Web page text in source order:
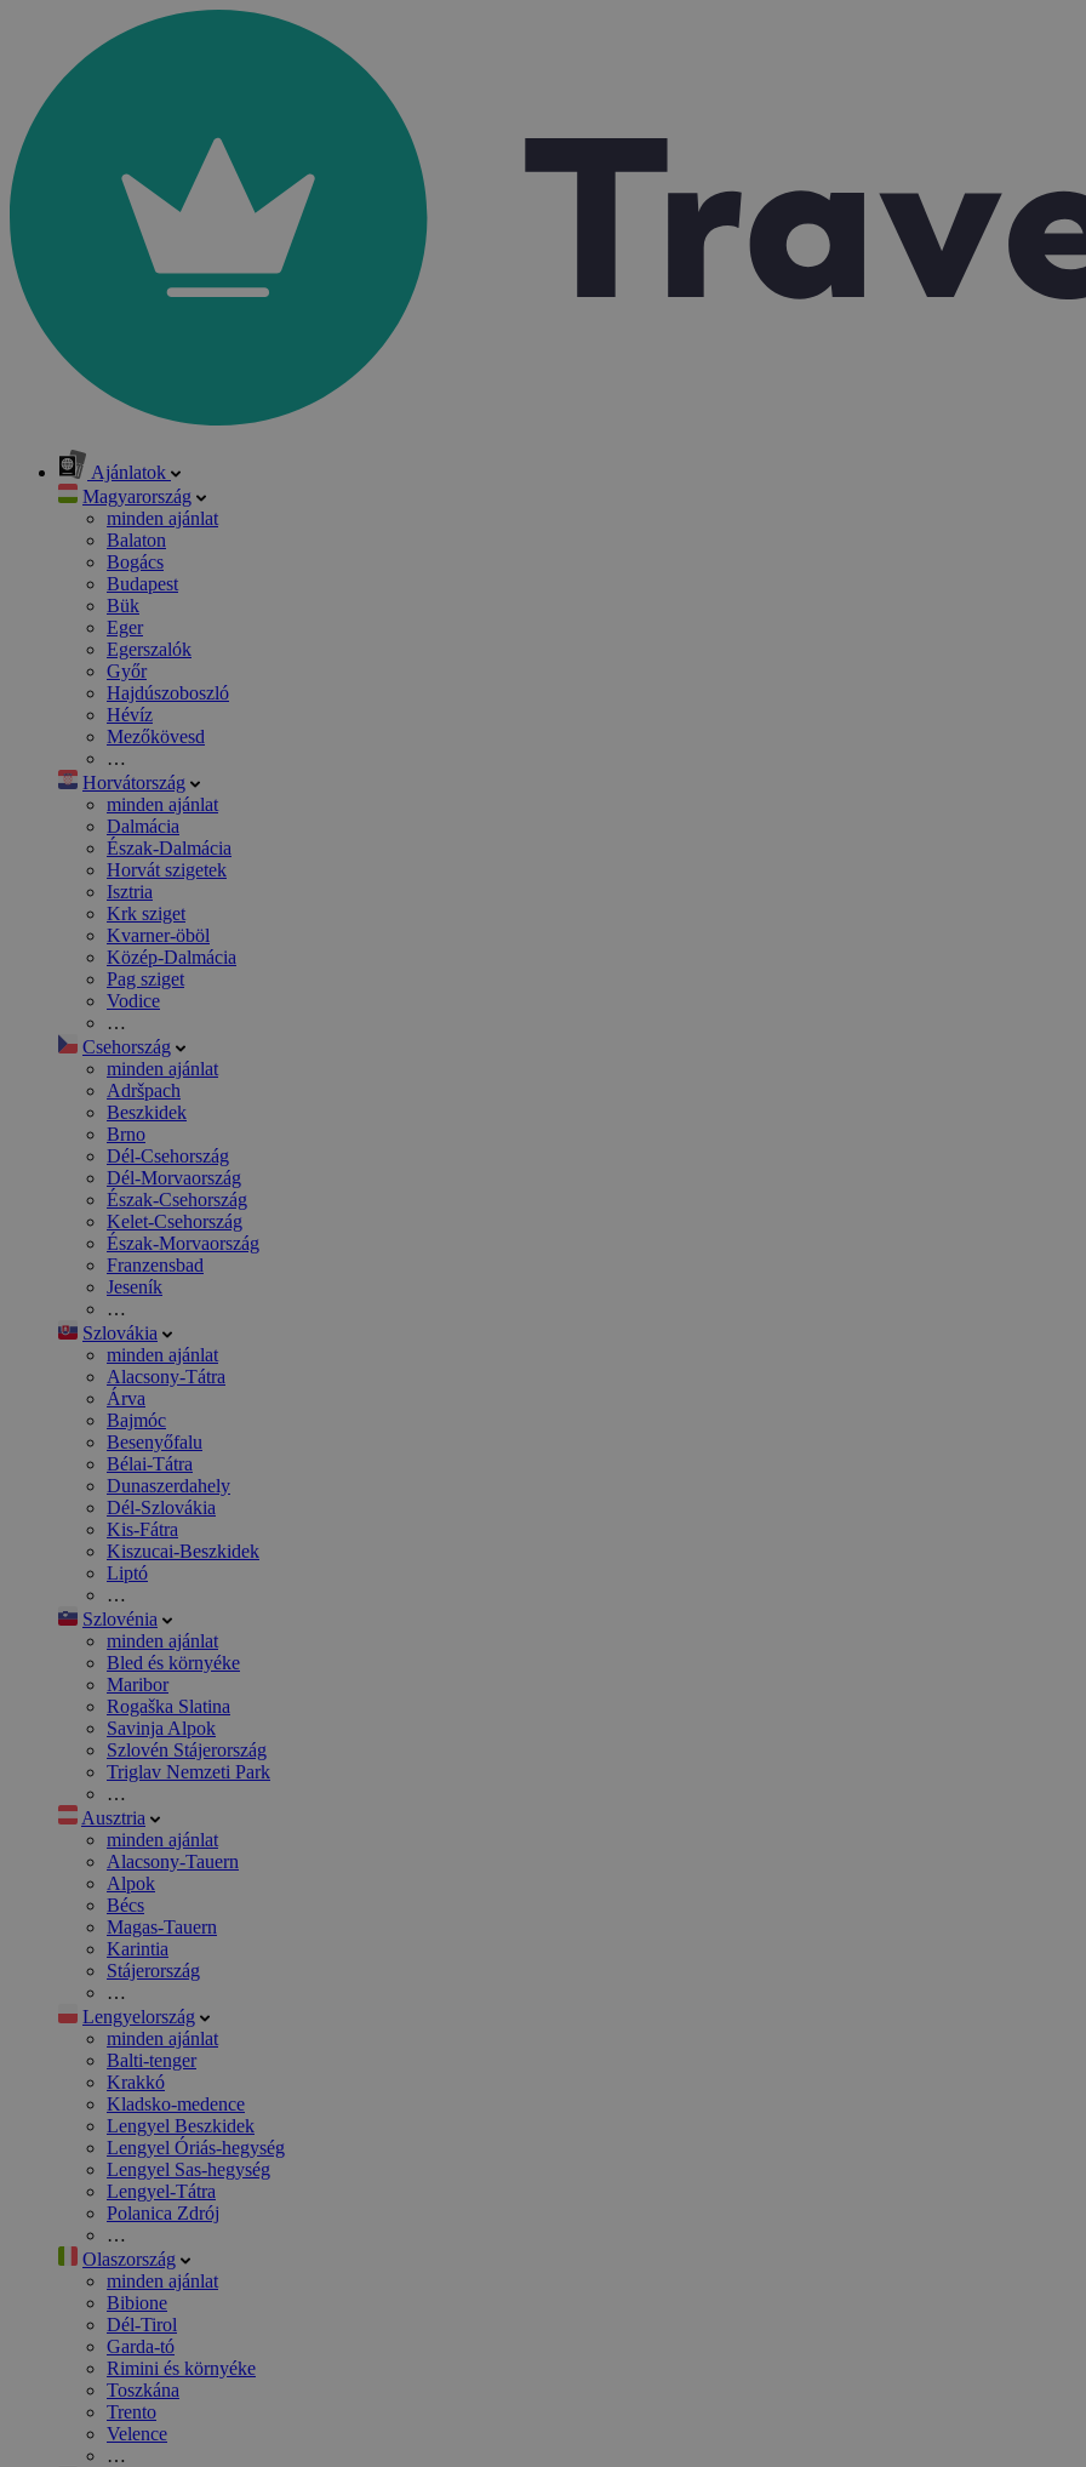
Ajánlatok
Magyarország
minden ajánlat
Balaton
Bogács
Budapest
Bük
Eger
Egerszalók
Győr
Hajdúszoboszló
Hévíz
Mezőkövesd
…
Horvátország
minden ajánlat
Dalmácia
Észak-Dalmácia
Horvát szigetek
Isztria
Krk sziget
Kvarner-öböl
Közép-Dalmácia
Pag sziget
Vodice
…
Csehország
minden ajánlat
Adršpach
Beszkidek
Brno
Dél-Csehország
Dél-Morvaország
Észak-Csehország
Kelet-Csehország
Észak-Morvaország
Franzensbad
Jeseník
…
Szlovákia
minden ajánlat
Alacsony-Tátra
Árva
Bajmóc
Besenyőfalu
Bélai-Tátra
Dunaszerdahely
Dél-Szlovákia
Kis-Fátra
Kiszucai-Beszkidek
Liptó
…
Szlovénia
minden ajánlat
Bled és környéke
Maribor
Rogaška Slatina
Savinja Alpok
Szlovén Stájerország
Triglav Nemzeti Park
…
Ausztria
minden ajánlat
Alacsony-Tauern
Alpok
Bécs
Magas-Tauern
Karintia
Stájerország
…
Lengyelország
minden ajánlat
Balti-tenger
Krakkó
Kladsko-medence
Lengyel Beszkidek
Lengyel Óriás-hegység
Lengyel Sas-hegység
Lengyel-Tátra
Polanica Zdrój
…
Olaszország
minden ajánlat
Bibione
Dél-Tirol
Garda-tó
Rimini és környéke
Toszkána
Trento
Velence
…